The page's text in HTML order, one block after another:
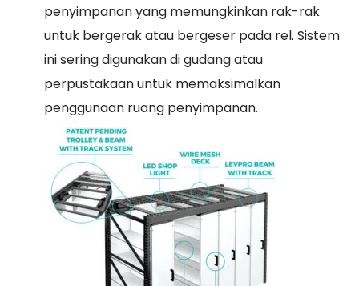
penyimpanan yang memungkinkan rak-rak
untuk bergerak atau bergeser pada rel. Sistem
ini sering digunakan di gudang atau
perpustakaan untuk memaksimalkan
penggunaan ruang penyimpanan.